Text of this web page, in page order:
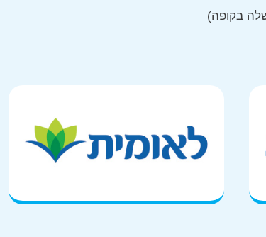
בקופה)